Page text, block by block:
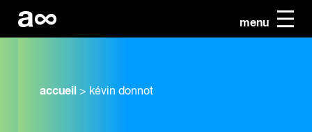
menu
accueil > kévin donnot